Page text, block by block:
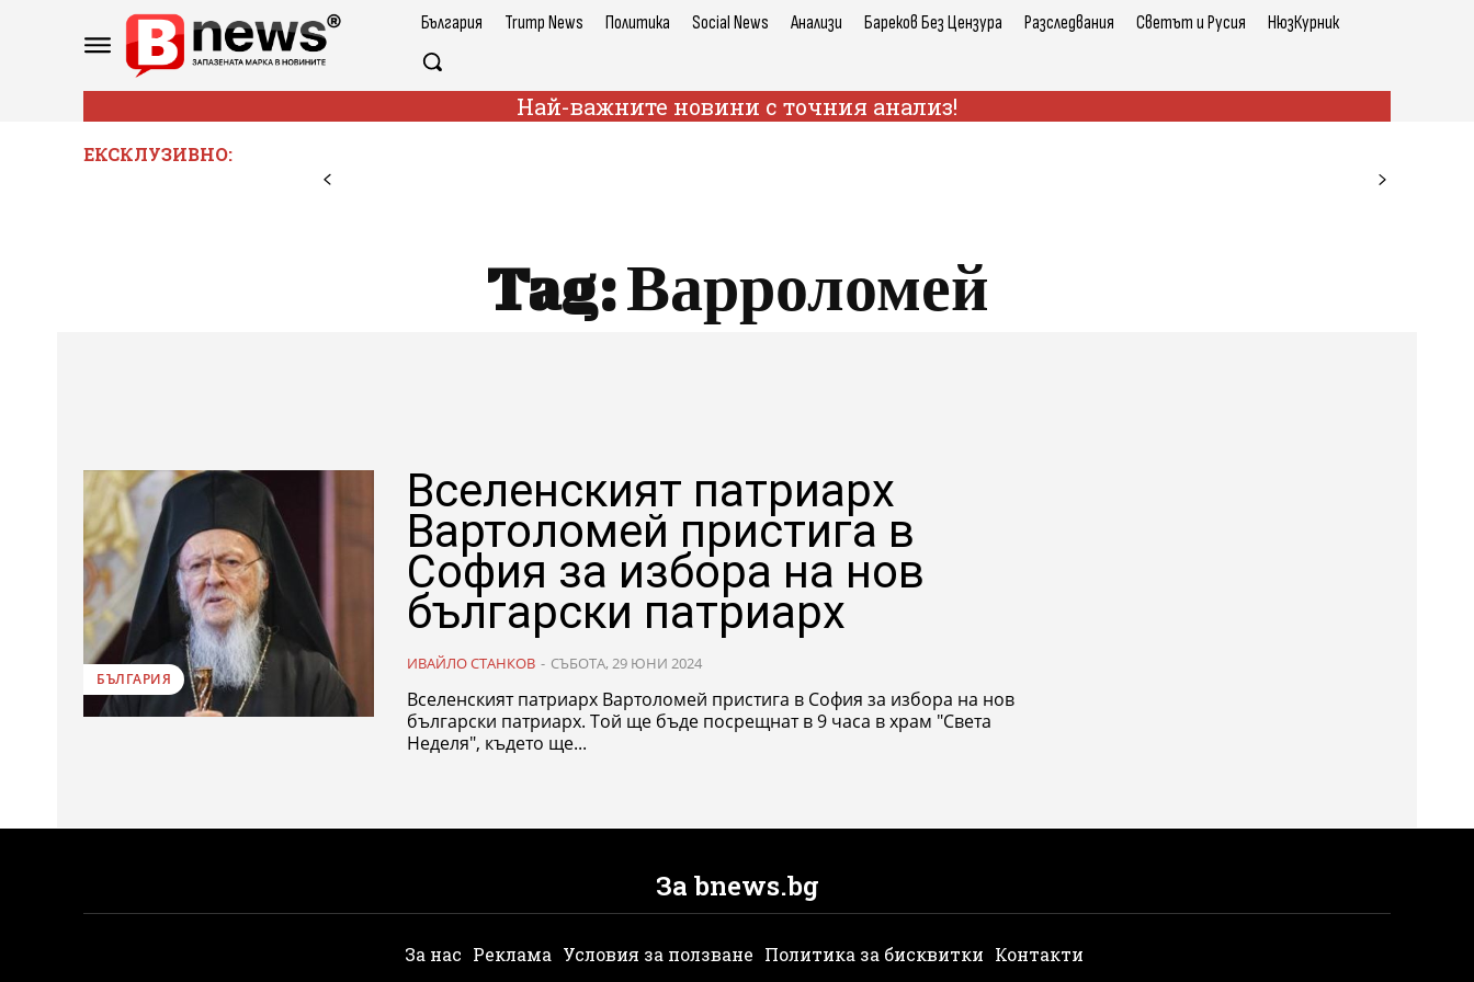
България Trump News Политика Social News Анализи Бареков Без Цензура Разследвания Светът и Русия НюзКурник
Най-важните новини с точния анализ!
ЕКСКЛУЗИВНО:
Tag:Варроломей
БЪЛГАРИЯ
Вселенският патриарх
Вартоломей пристига в
София за избора на нов
български патриарх
ИВАЙЛО СТАНКОВ - СЪБОТА, 29 ЮНИ 2024
Вселенският патриарх Вартоломей пристига в София за избора на нов
български патриарх. Той ще бъде посрещнат в 9 часа в храм "Света
Неделя", където ще...
За bnews.bg
За нас Реклама Условия за ползване Политика за бисквитки Контакти